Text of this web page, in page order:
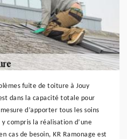
fuite de toiture à Jouy
dans la capacité totale pour
d’apporter tous les soins
compris la réalisation d’une
cas de besoin, KR Ramonage est